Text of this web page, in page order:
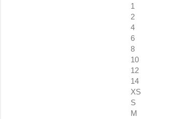
1
2
4
6
8
10
12
14
XS
S
M